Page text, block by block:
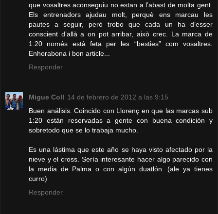
que vosaltres aconseguiu no estan a l’abast de molta gent.
Els entrenadors ajudau molt, perquè ens marcau les
pautes a seguir, però trobo que cada un ha d’esser
conscient d’allà a on pot arribar, això crec. La marca de
1:20 només està feta per les “besties” com vosaltres.
Enhorabona i bon article...
Responder
Migue Coll 14 de febrero de 2012 a las 9:15
Buen análisis. Coincido con Llorenç en que las marcas sub
1:20 están reservadas a gente con buena condición y
sobretodo que se lo trabaja mucho.
Es una lástima que este año se haya visto afectado por la
nieve y el cross. Sería interesante hacer algo parecido con
la media de Palma o con algún duatlón. (ale ya tienes
curro)
Responder